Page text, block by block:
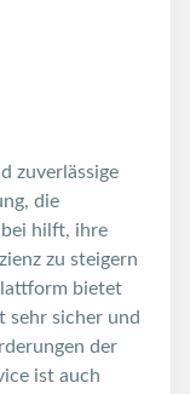
zuverlässige
die
hilft, ihre
zu steigern
bietet
sehr sicher und
der
ist auch